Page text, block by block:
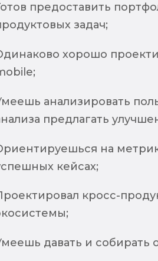
предоставить
задач;
хорошо
анализировать
предлагать
на
кейсах;
кросс-
давать и собирать